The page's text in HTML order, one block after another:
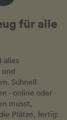
für alle
alles
Schnell
- online oder
musst,
Plätze, fertig: